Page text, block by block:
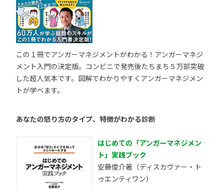
この１冊でアンガーマネジメントがわかる！アンガーマネジ
メント入門の決定版。コンビニで発売後たちまち５万部突破
した超人気本です。図解でわかりやすくアンガーマネジメン
トが学べます。
あなたの怒り方のタイプ、特徴がわかる診断
はじめての「アンガーマネジメン
ト」実践ブック
安藤俊介著（ディスカヴァー・ト
ゥエンティワン）